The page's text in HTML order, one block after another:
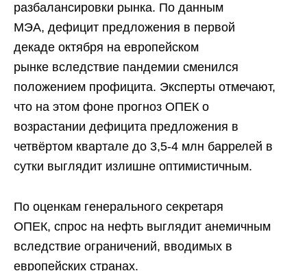
разбалансировки рынка. По данным
МЭА, дефицит предложения в первой
декаде октября на европейском
рынке вследствие пандемии сменился
положением профицита. Эксперты отмечают,
что на этом фоне прогноз ОПЕК о
возрастании дефицита предложения в
четвёртом квартале до 3,5-4 млн баррелей в
сутки выглядит излишне оптимистичным.
По оценкам генерального секретаря
ОПЕК, спрос на нефть выглядит анемичным
вследствие ограничений, вводимых в
европейских странах.